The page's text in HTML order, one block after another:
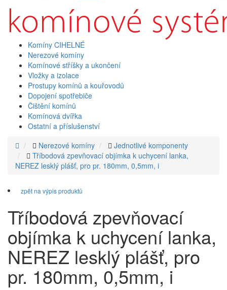
Komíny CIHELNÉ
Nerezové komíny
Komínové stříšky a ukončení
Vložky a izolace
Prostupy komínů a kouřovodů
Dopojení spotřebiče
Čištění komínů
Komínová dvířka
Ostatní a příslušenství
Nerezové komíny
Jednotlivé komponenty
Tříbodová zpevňovací objímka k uchycení lanka,
NEREZ lesklý plášť, pro pr. 180mm, 0,5mm, i
zpět na výpis produktů
Tříbodová zpevňovací
objímka k uchycení lanka,
NEREZ lesklý plášť, pro
pr. 180mm, 0,5mm, i